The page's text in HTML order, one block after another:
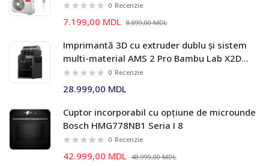
0 Recenzie
7.199,00 MDL 8.899,00 MDL
Imprimantă 3D cu extruder dublu și sistem
multi-material AMS 2 Pro Bambu Lab X2D
Combo
0 Recenzie
28.999,00 MDL
Cuptor incorporabil cu opțiune de microunde
Bosch HMG778NB1 Seria I 8
0 Recenzie
42.999,00 MDL 48.999,00 MDL